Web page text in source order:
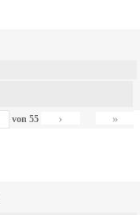
von55 › »